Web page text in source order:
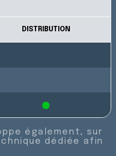
DISTRIBUTION
également, sur
dédiée afin